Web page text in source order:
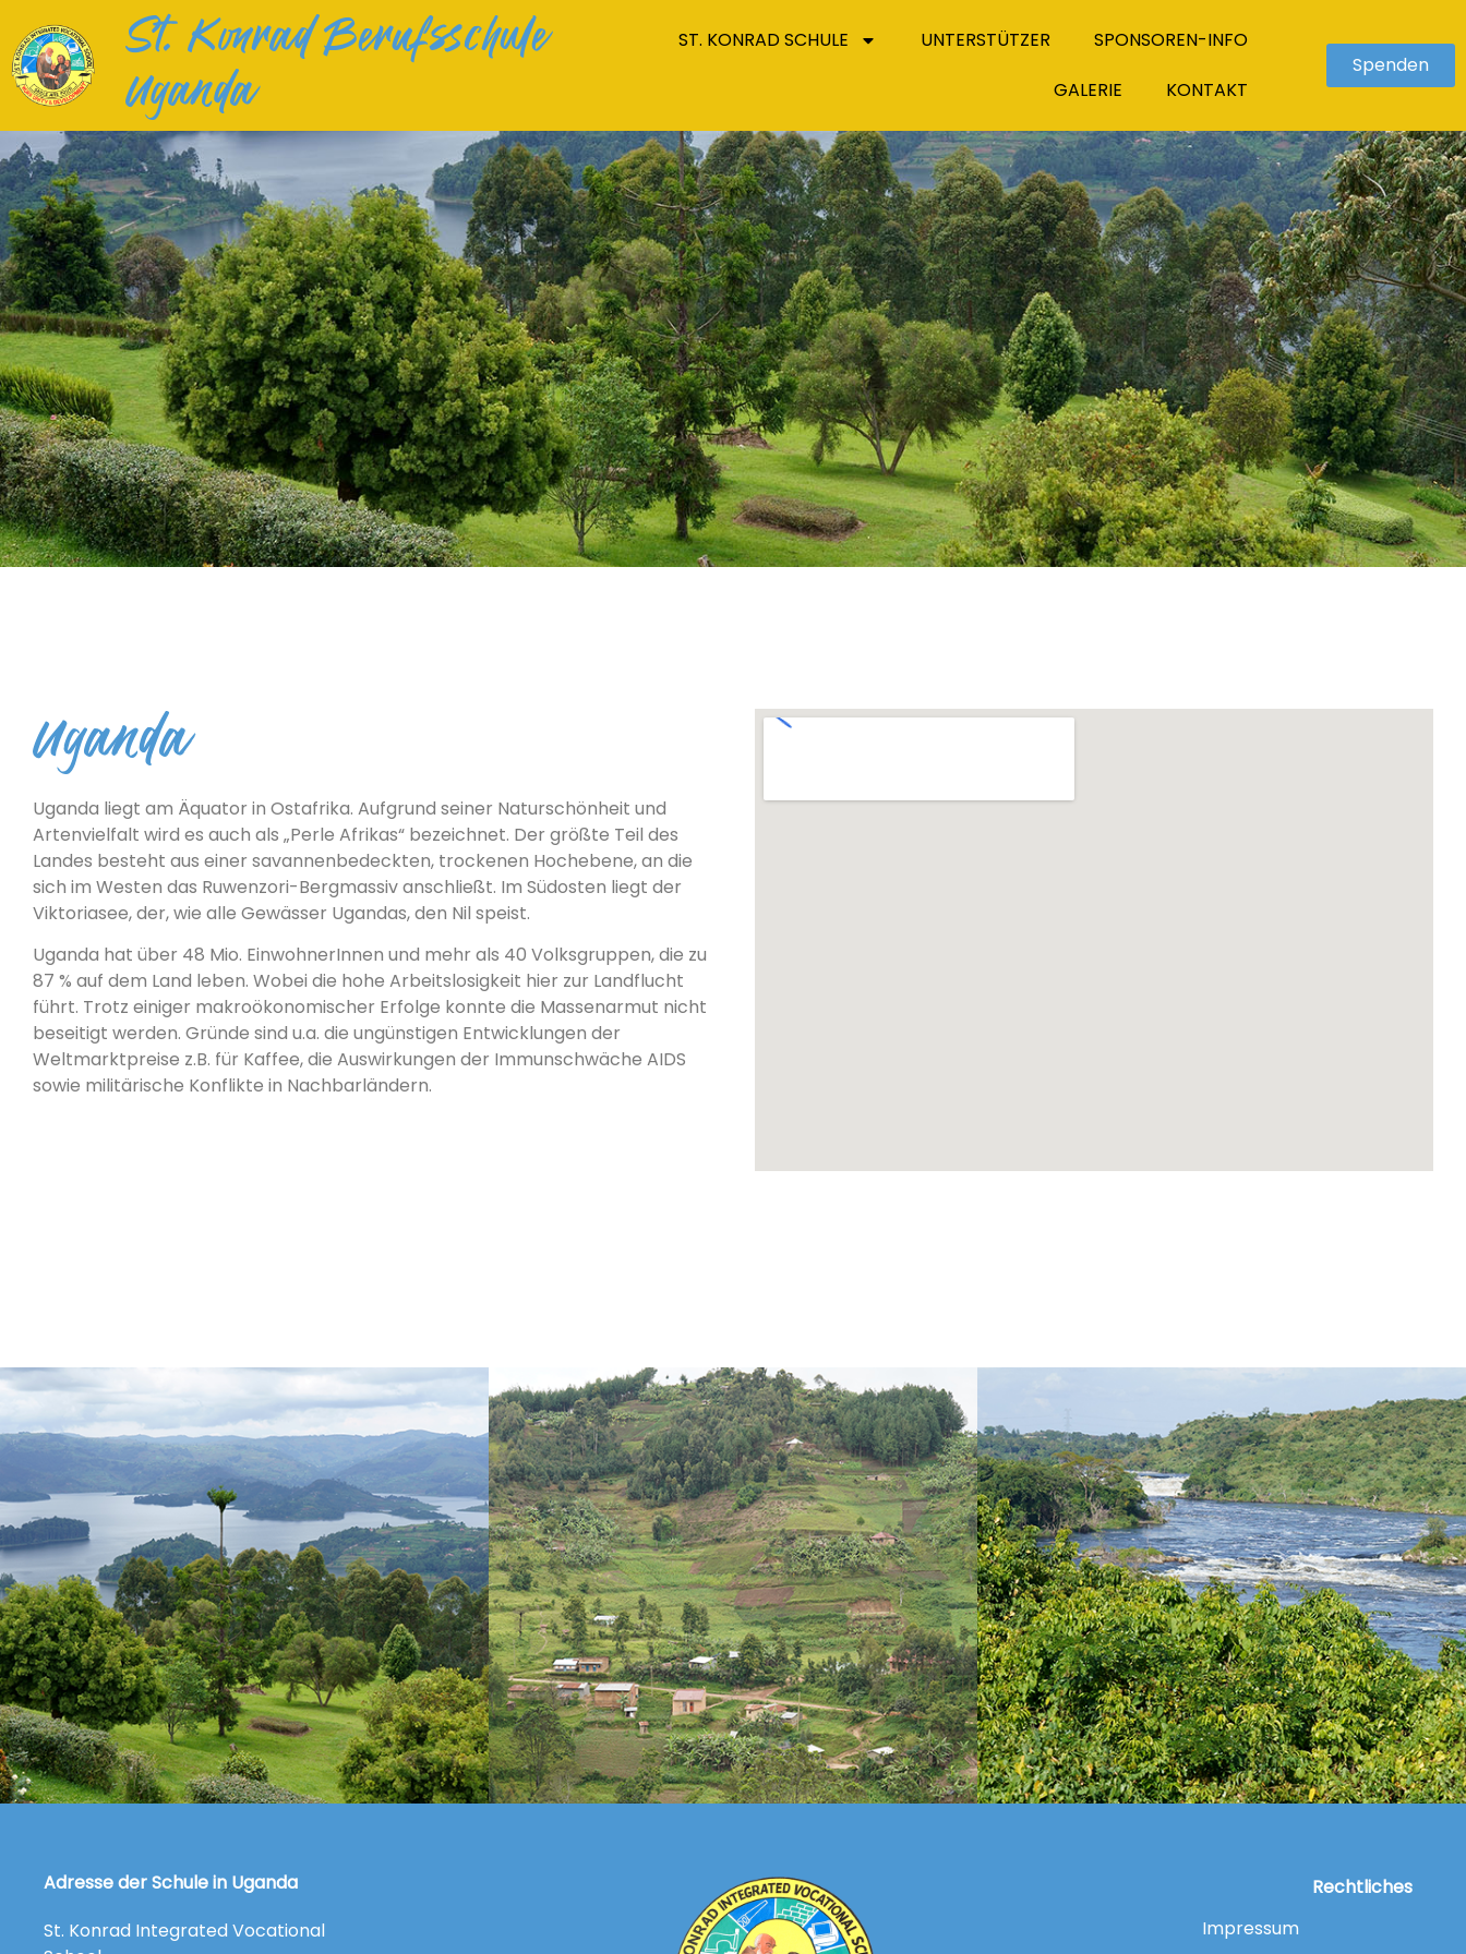
St. Konrad Berufsschule
Uganda
ST. KONRAD SCHULE UNTERSTÜTZER
SPONSOREN-INFO
GALERIE
KONTAKT
Spenden
Uganda
Uganda liegt am Äquator in Ostafrika. Aufgrund seiner Naturschönheit und
Artenvielfalt wird es auch als „Perle Afrikas“ bezeichnet. Der größte Teil des
Landes besteht aus einer savannenbedeckten, trockenen Hochebene, an die
sich im Westen das Ruwenzori-Bergmassiv anschließt. Im Südosten liegt der
Viktoriasee, der, wie alle Gewässer Ugandas, den Nil speist.
Uganda hat über 48 Mio. EinwohnerInnen und mehr als 40 Volksgruppen, die zu
87 % auf dem Land leben. Wobei die hohe Arbeitslosigkeit hier zur Landflucht
führt. Trotz einiger makroökonomischer Erfolge konnte die Massenarmut nicht
beseitigt werden. Gründe sind u.a. die ungünstigen Entwicklungen der
Weltmarktpreise z.B. für Kaffee, die Auswirkungen der Immunschwäche AIDS
sowie militärische Konflikte in Nachbarländern.
Adresse der Schule in Uganda
St. Konrad Integrated Vocational
Rechtliches
Impressum